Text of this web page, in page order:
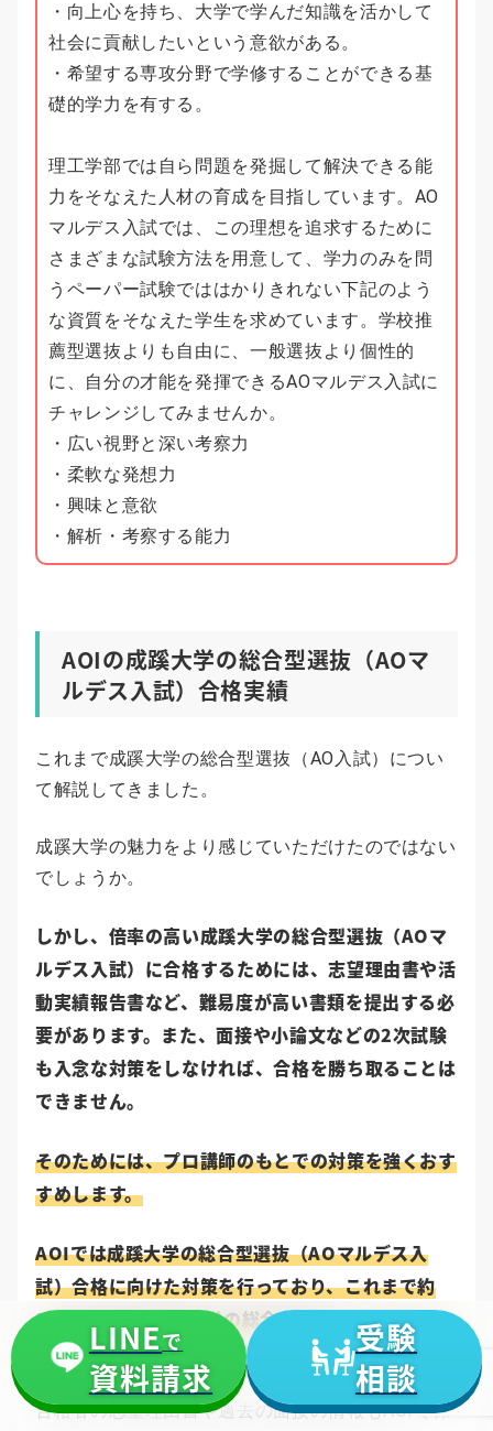
LINEで
資料請求
受験
相談
・向上心を持ち、大学で学んだ知識を活かして
社会に貢献したいという意欲がある。
・希望する専攻分野で学修することができる基
礎的学力を有する。
理工学部では自ら問題を発掘して解決できる能
力をそなえた人材の育成を目指しています。AO
マルデス入試では、この理想を追求するために
さまざまな試験方法を用意して、学力のみを問
うペーパー試験でははかりきれない下記のよう
な資質をそなえた学生を求めています。学校推
薦型選抜よりも自由に、一般選抜より個性的
に、自分の才能を発揮できるAOマルデス入試に
チャレンジしてみませんか。
・広い視野と深い考察力
・柔軟な発想力
・興味と意欲
・解析・考察する能力
AOIの成蹊大学の総合型選抜（AOマ
ルデス入試）合格実績
これまで成蹊大学の総合型選抜（AO入試）につい
て解説してきました。
成蹊大学の魅力をより感じていただけたのではない
でしょうか。
しかし、倍率の高い成蹊大学の総合型選抜（AOマ
ルデス入試）に合格するためには、志望理由書や活
動実績報告書など、難易度が高い書類を提出する必
要があります。また、面接や小論文などの2次試験
も入念な対策をしなければ、合格を勝ち取ることは
できません。
そのためには、プロ講師のもとでの対策を強くおす
すめします。
AOIでは成蹊大学の総合型選抜（AOマルデス入
試）合格に向けた対策を行っており、これまで約
20名の生徒が成蹊大学の総合型選抜（AOマルデス
入試）に合格しました。
合格者の志望理由書や過去の面接の情報もAOIで保